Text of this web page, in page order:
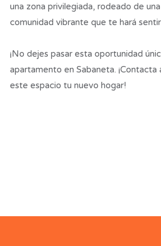
una zona privilegiada, rodeado de
comunidad vibrante que te hará
¡No dejes pasar esta oportunidad
apartamento en Sabaneta.
este espacio tu nuevo hogar!